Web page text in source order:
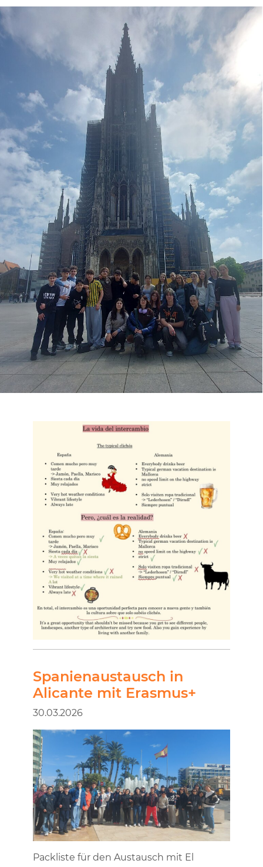
Spanienaustausch in
Alicante mit Erasmus+
30.03.2026
Packliste für den Austausch mit El